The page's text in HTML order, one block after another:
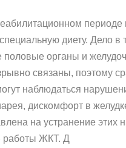
периоде
диету. Дело в
половые органы и
связаны, поэтому
наблюдаться
дискомфорт в
на устранение этих
работы ЖКТ. Д